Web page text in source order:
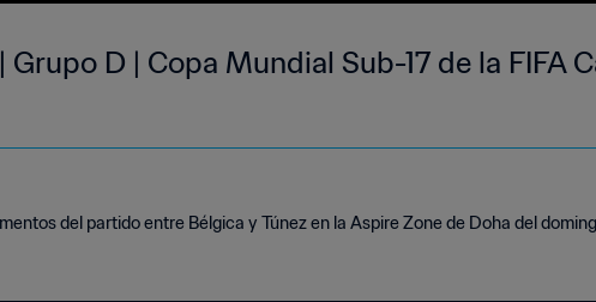
Grupo D | Copa Mundial Sub-17 de la FIFA
del partido entre Bélgica y Túnez en la Aspire Zone de Doha del